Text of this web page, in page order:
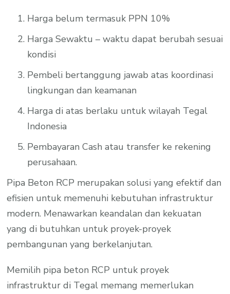
Harga belum termasuk PPN 10%
Harga Sewaktu – waktu dapat berubah sesuai
kondisi
Pembeli bertanggung jawab atas koordinasi
lingkungan dan keamanan
Harga di atas berlaku untuk wilayah Tegal
Indonesia
Pembayaran Cash atau transfer ke rekening
perusahaan.
Pipa Beton RCP merupakan solusi yang efektif dan
efisien untuk memenuhi kebutuhan infrastruktur
modern. Menawarkan keandalan dan kekuatan
yang di butuhkan untuk proyek-proyek
pembangunan yang berkelanjutan.
Memilih pipa beton RCP untuk proyek
infrastruktur di Tegal memang memerlukan